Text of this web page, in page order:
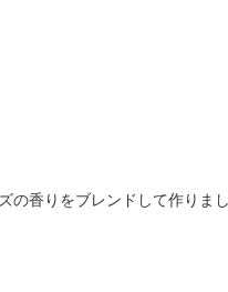
の香りをブレンドして作りま